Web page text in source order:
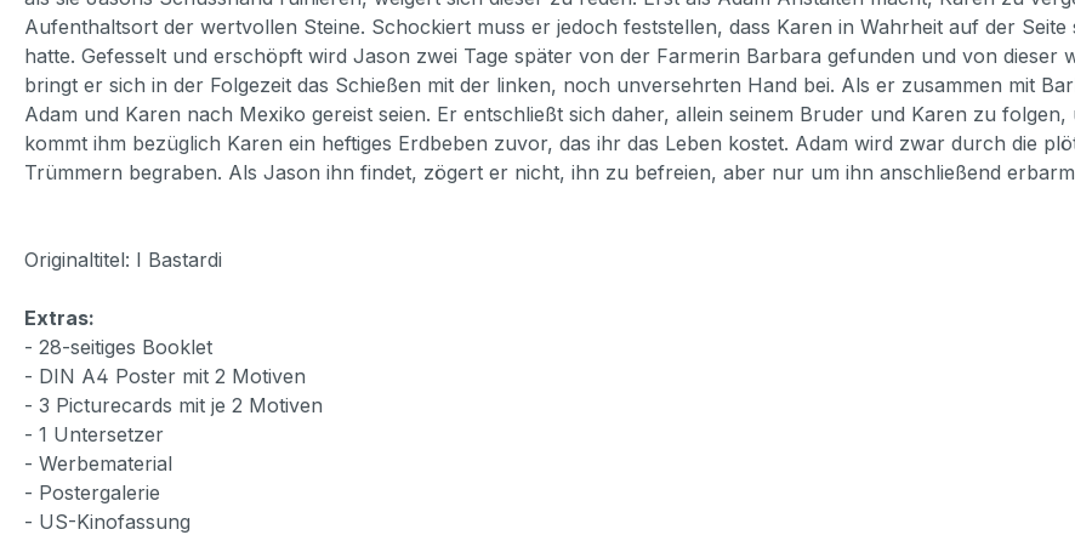
Aufenthaltsort der wertvollen Steine. Schockiert muss er jedoch feststellen, dass Karen in Wahrheit auf der
hatte. Gefesselt und erschöpft wird Jason zwei Tage später von der Farmerin Barbara gefunden und von dieser
bringt er sich in der Folgezeit das Schießen mit der linken, noch unversehrten Hand bei. Als er zusammen mit
Adam und Karen nach Mexiko gereist seien. Er entschließt sich daher, allein seinem Bruder und Karen zu
kommt ihm bezüglich Karen ein heftiges Erdbeben zuvor, das ihr das Leben kostet. Adam wird zwar durch die
Trümmern begraben. Als Jason ihn findet, zögert er nicht, ihn zu befreien, aber nur um ihn anschließend
Originaltitel: I Bastardi
Extras:
- 28-seitiges Booklet
- DIN A4 Poster mit 2 Motiven
- 3 Picturecards mit je 2 Motiven
- 1 Untersetzer
- Werbematerial
- Postergalerie
- US-Kinofassung